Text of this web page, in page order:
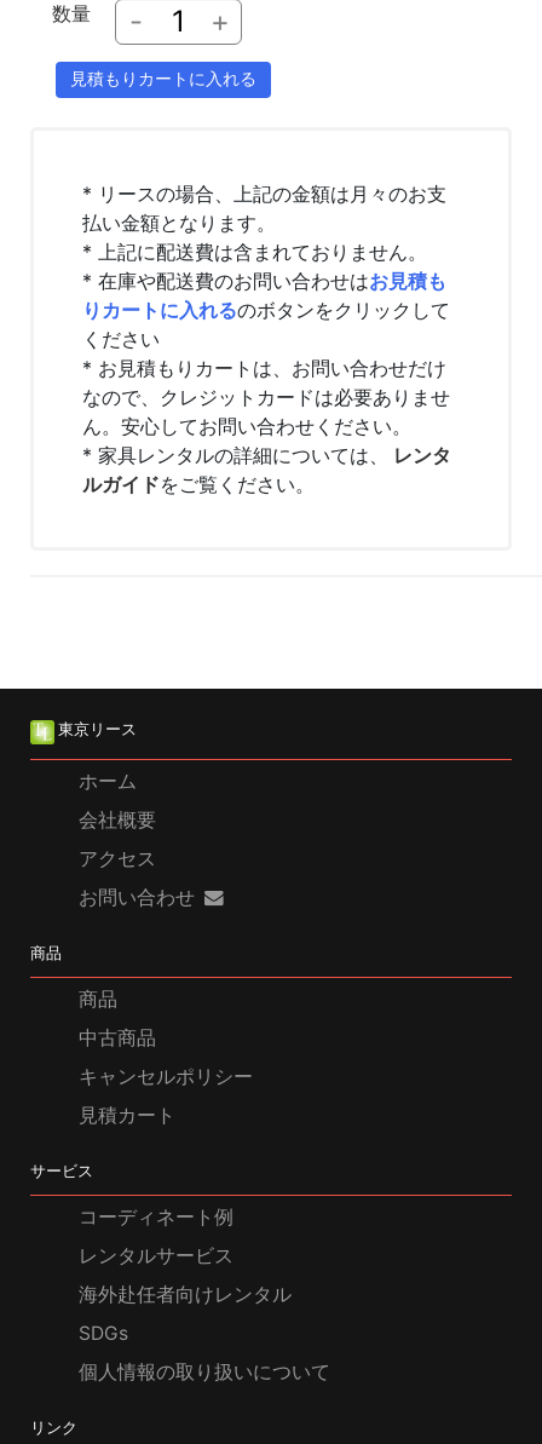
数量 - +
* リースの場合、上記の金額は月々のお支
払い金額となります。
* 上記に配送費は含まれておりません。
* 在庫や配送費のお問い合わせはお見積も
りカートに入れるのボタンをクリックして
ください
* お見積もりカートは、お問い合わせだけ
なので、クレジットカードは必要ありませ
ん。安心してお問い合わせください。
* 家具レンタルの詳細については、
レンタ
ルガイドをご覧ください。
東京リース
ホーム
会社概要
アクセス
お問い合わせ
商品
商品
中古商品
キャンセルポリシー
見積カート
サービス
コーディネート例
レンタルサービス
海外赴任者向けレンタル
SDGs
個人情報の取り扱いについて
リンク